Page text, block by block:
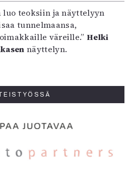
luo teoksiin ja näyttelyyn
tunnelmaansa,
väreille.”Helki
näyttelyn.